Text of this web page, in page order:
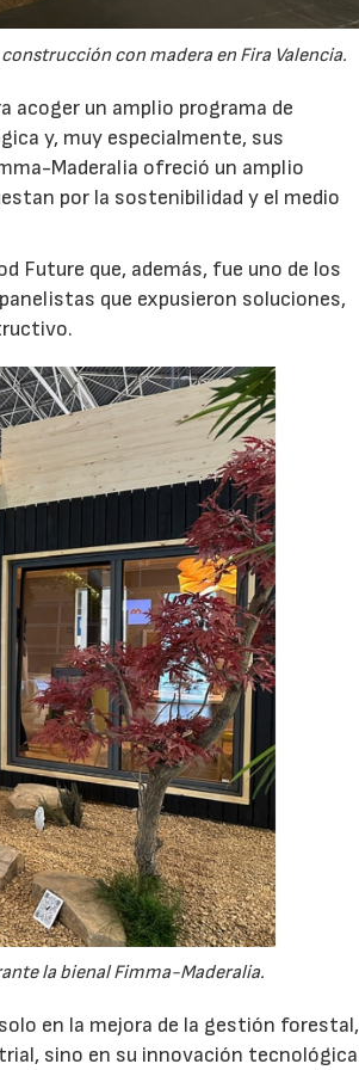
con madera en Fira Valencia.
acoger un amplio programa de
y, muy especialmente, sus
Maderalia ofreció un amplio
por la sostenibilidad y el medio
Future que, además, fue uno de los
que expusieron soluciones,
la bienal Fimma-Maderalia.
en la mejora de la gestión forestal,
sino en su innovación tecnológica
15/07/2026